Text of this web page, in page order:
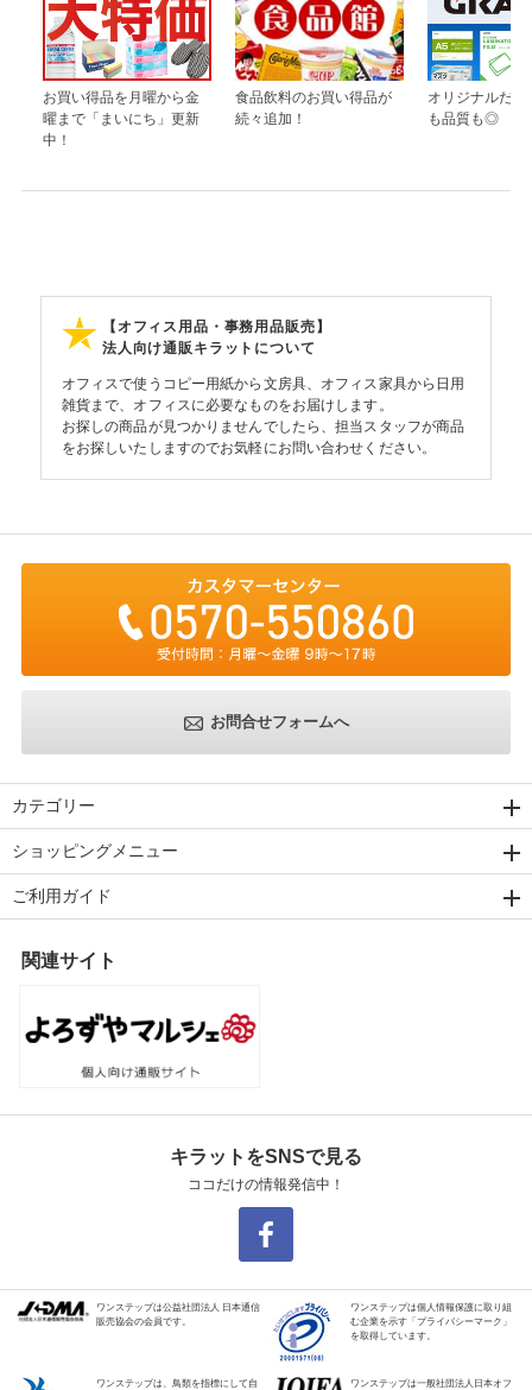
お買い得品を月曜から金
曜まで「まいにち」更新
中！
食品飲料のお買い得品が
続々追加！
オリジナルだか
も品質も◎
【オフィス用品・事務用品販売】
法人向け通販キラットについて
オフィスで使うコピー用紙から文房具、オフィス家具から日用
雑貨まで、オフィスに必要なものをお届けします。
お探しの商品が見つかりませんでしたら、担当スタッフが商品
をお探しいたしますのでお気軽にお問い合わせください。
お問合せフォームへ
カテゴリー
ショッピングメニュー
ご利用ガイド
関連サイト
キラットをSNSで見る
ココだけの情報発信中！
ワンステップは公益社団法人 日本通信
販売協会の会員です。
ワンステップは個人情報保護に取り組
む企業を示す「プライバシーマーク」
を取得しています。
ワンステップは、鳥類を指標にして自 ワンステップは一般社団法人日本オフ